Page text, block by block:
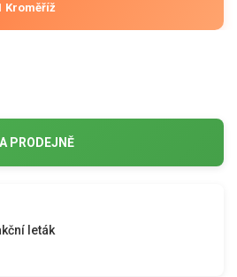
Kroměříž
PRODEJNĚ
leták